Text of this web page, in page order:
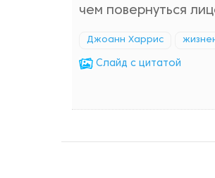
чем повернуться
Джоанн Харрис
Cлайд с цитатой